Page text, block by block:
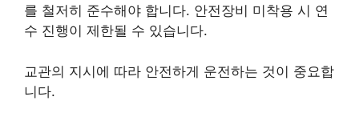
를 철저히 준수해야 합니다. 안전장비 미착용 시 연
수 진행이 제한될 수 있습니다.
교관의 지시에 따라 안전하게 운전하는 것이 중요합
니다.